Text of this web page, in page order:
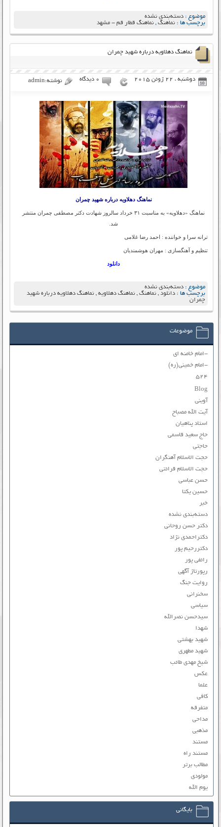
موضوع :دسته‌بندی نشده
برچسب ها :نماهنگ ,نماهنگ قطار قم - مشهد
نماهنگ دهلاویه درباره شهید چمران
دوشنبه ، 22 ژوئن 2015 ۰ دیدگاه نوشته:admin
نماهنگ دهلاویه درباره شهید چمران
نماهنگ «دهلاویه» به مناسبت ۳۱ خرداد سالروز شهادت دکتر مصطفی چمران منتشر
شد.
ترانه سرا و خواننده : احمد رضا غلامی
تنظیم و آهنگسازی : مهران هوشمندیان
دانلود
موضوع :دسته‌بندی نشده
برچسب ها :دانلود ,نماهنگ ,نماهنگ دهلاویه ,نماهنگ دهلاویه درباره شهید
چمران
موضوعات
-امام خامنه ای
-امام خمینی(ره)
۵۲۴
Blog
آوینی
آیت الله مصباح
استاد پناهیان
حاج سعید قاسمی
حاجتی
حجت الاسلام آهنگران
حجت الاسلام قرائتی
حسن عباسی
حسین یکتا
خبر
دسته‌بندی نشده
دکتر حسن روحانی
دکتراحمدی نژاد
دکتررحیم پور
رائفی پور
رپورتاژ آگهی
روایت جنگ
سخنرانی
سیاسی
سیدحسن نصرالله
شهدا
شهید بهشتی
شهید مطهری
شیخ مهدی طائب
عکس
علما
کافی
متفرقه
مداحی
مذهبی
مستند
مستند راه
مطالب برتر
مولودی
یوم الله
بایگانی